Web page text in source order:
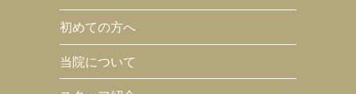
初めての方へ
当院について